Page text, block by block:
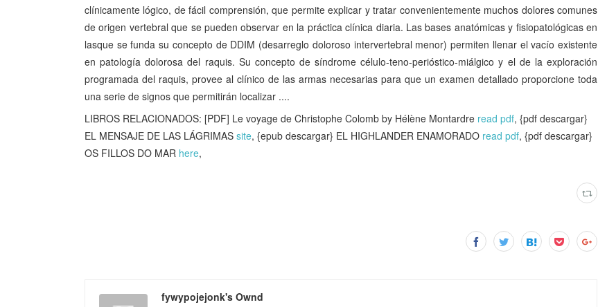
clínicamente lógico, de fácil comprensión, que permite explicar y tratar convenientemente muchos dolores comunes
de origen vertebral que se pueden observar en la práctica clínica diaria. Las bases anatómicas y fisiopatológicas en
lasque se funda su concepto de DDIM (desarreglo doloroso intervertebral menor) permiten llenar el vacío existente
en patología dolorosa del raquis. Su concepto de síndrome célulo-teno-perióstico-miálgico y el de la exploración
programada del raquis, provee al clínico de las armas necesarias para que un examen detallado proporcione toda
una serie de signos que permitirán localizar ....
LIBROS RELACIONADOS: [PDF] Le voyage de Christophe Colomb by Hélène Montardre read pdf, {pdf descargar}
EL MENSAJE DE LAS LÁGRIMAS site, {epub descargar} EL HIGHLANDER ENAMORADO read pdf, {pdf descargar}
OS FILLOS DO MAR here,
fywypojejonk's Ownd